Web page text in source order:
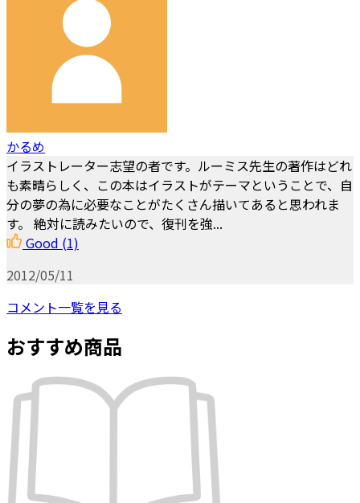
かるめ
イラストレーター志望の者です。ルーミス先生の著作はどれ
も素晴らしく、この本はイラストがテーマということで、自
分の夢の為に必要なことがたくさん描いてあると思われま
す。 絶対に読みたいので、復刊を強...
Good (1)
2012/05/11
コメント一覧を見る
おすすめ商品